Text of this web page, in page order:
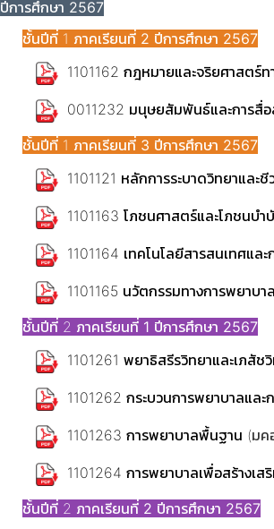
ปีการศึกษา 2567
ชั้นปีที่ 1 ภาคเรียนที่ 2 ปีการศึกษา 2567
1101162 กฎหมายและจริยศาสตร์ท
0011232 มนุษยสัมพันธ์และการสื่อ
ชั้นปีที่ 1 ภาคเรียนที่ 3 ปีการศึกษา 2567
1101121 หลักการระบาดวิทยาและ
1101163 โภชนศาสตร์และโภชนบำ
1101164 เทคโนโลยีสารสนเทศแล
1101165 นวัตกรรมทางการพยาบาล
ชั้นปีที่ 2 ภาคเรียนที่ 1 ปีการศึกษา 2567
1101261 พยาธิสรีรวิทยาและเภสัช
1101262 กระบวนการพยาบาลและ
1101263 การพยาบาลพื้นฐาน (มค
1101264 การพยาบาลเพื่อสร้างเส
ชั้นปีที่ 2 ภาคเรียนที่ 2 ปีการศึกษา 2567